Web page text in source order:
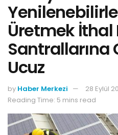
Üretmek İthal
Santrallarına
Ucuz
by Haber Merkezi
28 Eylül
Reading Time: 5 mins read